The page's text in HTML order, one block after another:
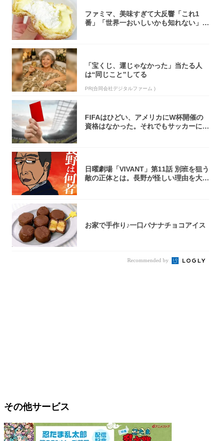
ファミマ、美味すぎて大反響「これ1
番」「世界一おいしいかも知れない」
「宝くじ、運じゃなかった」当たる人
は“同じこと”してる
PR(合同会社デジタルファーム )
FIFAはひどい、アメリカにW杯開催の
資格はなかった。それでもサッカーには
日曜劇場「VIVANT」第11話 別班を狙う
敵の正体とは。長野が怪しい理由を大
お家で手作り♪一口バナナチョコアイス
Recommended by
その他サービス